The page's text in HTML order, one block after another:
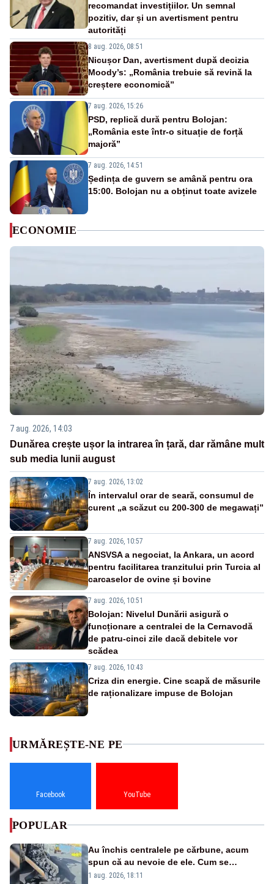
recomandat investițiilor. Un semnal
pozitiv, dar și un avertisment pentru
autorități
8 aug. 2026, 08:51
Nicușor Dan, avertisment după decizia
Moody’s: „România trebuie să revină la
creștere economică”
7 aug. 2026, 15:26
PSD, replică dură pentru Bolojan:
„România este într-o situație de forță
majoră”
7 aug. 2026, 14:51
Ședința de guvern se amână pentru ora
15:00. Bolojan nu a obținut toate avizele
ECONOMIE
7 aug. 2026, 14:03
Dunărea crește ușor la intrarea în țară, dar rămâne mult
sub media lunii august
7 aug. 2026, 13:02
În intervalul orar de seară, consumul de
curent „a scăzut cu 200-300 de megawați”
7 aug. 2026, 10:57
ANSVSA a negociat, la Ankara, un acord
pentru facilitarea tranzitului prin Turcia al
carcaselor de ovine și bovine
7 aug. 2026, 10:51
Bolojan: Nivelul Dunării asigură o
funcționare a centralei de la Cernavodă
de patru-cinci zile dacă debitele vor
scădea
7 aug. 2026, 10:43
Criza din energie. Cine scapă de măsurile
de raționalizare impuse de Bolojan
URMĂREȘTE-NE PE
Facebook YouTube
POPULAR
Au închis centralele pe cărbune, acum
spun că au nevoie de ele. Cum se
pasează vina în plină criză energetică
1 aug. 2026, 18:11